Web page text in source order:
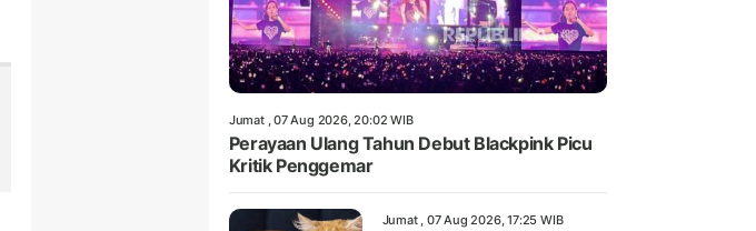
Jumat , 07 Aug 2026, 20:02 WIB
Perayaan Ulang Tahun Debut Blackpink Picu
Kritik Penggemar
Jumat , 07 Aug 2026, 17:25 WIB